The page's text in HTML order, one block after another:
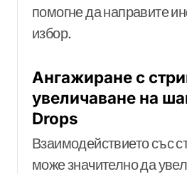
помогне да направите
избор.
Ангажиране с
увеличаване на
Drops
Взаимодействието със
може значително да